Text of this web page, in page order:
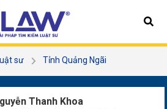
sư
Tỉnh Quảng Ngãi
Thanh Khoa